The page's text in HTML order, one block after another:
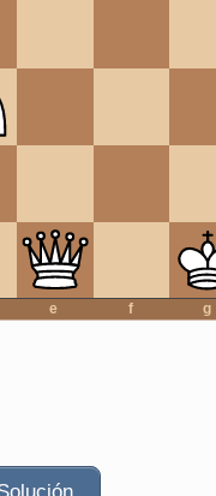
e f g